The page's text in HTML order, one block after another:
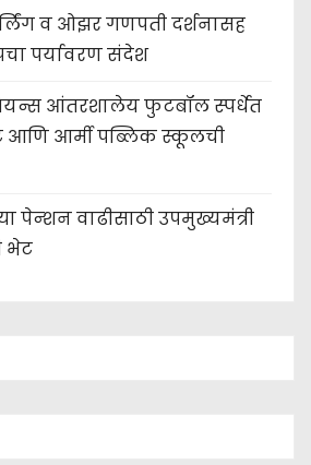
व ओझर गणपती दर्शनासह
पर्यावरण संदेश
आंतरशालेय फुटबॉल स्पर्धेत
आणि आर्मी पब्लिक स्कूलची
पेन्शन वाढीसाठी उपमुख्यमंत्री
भेट